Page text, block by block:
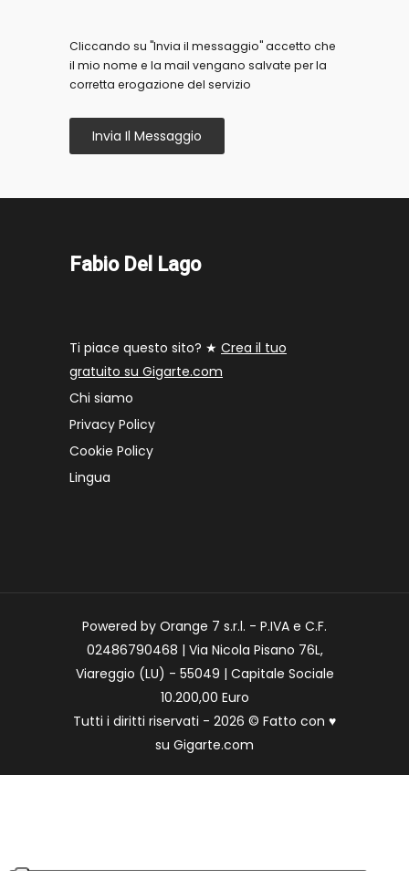
Cliccando su "Invia il messaggio" accetto che
il mio nome e la mail vengano salvate per la
corretta erogazione del servizio
Invia Il Messaggio
Fabio Del Lago
Ti piace questo sito? ★ Crea il tuo
gratuito su Gigarte.com
Chi siamo
Privacy Policy
Cookie Policy
Lingua
Powered by Orange 7 s.r.l. - P.IVA e C.F.
02486790468 | Via Nicola Pisano 76L,
Viareggio (LU) - 55049 | Capitale Sociale
10.200,00 Euro
Tutti i diritti riservati - 2026 © Fatto con ♥
su Gigarte.com